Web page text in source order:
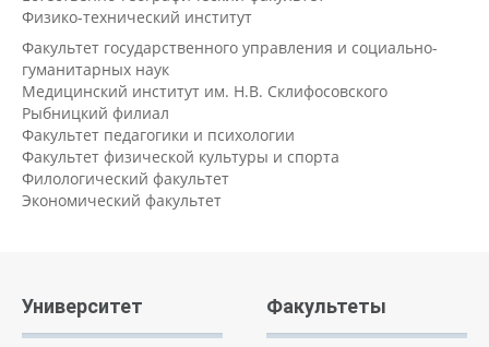
Физико-технический институт
Факультет государственного управления и социально-
гуманитарных наук
Медицинский институт им. Н.В. Склифосовского
Рыбницкий филиал
Факультет педагогики и психологии
Факультет физической культуры и спорта
Филологический факультет
Экономический факультет
Университет Факультеты